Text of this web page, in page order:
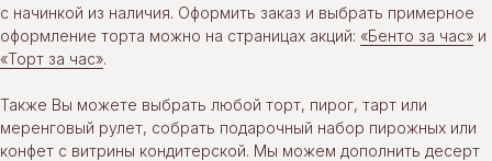
с начинкой из наличия. Оформить заказ и выбрать примерное
оформление торта можно на страницах акций: «Бенто за час» и
«Торт за час».
Также Вы можете выбрать любой торт, пирог, тарт или
меренговый рулет, собрать подарочный набор пирожных или
конфет с витрины кондитерской. Мы можем дополнить десерт